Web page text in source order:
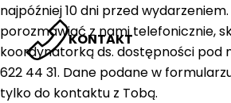
KONTAKT
najpóźniej 10 dni przed
porozmawiać z nami telefonicznie,
koordynatorką ds. dostępności pod
622 44 31. Dane podane w
tylko do kontaktu z Tobą.